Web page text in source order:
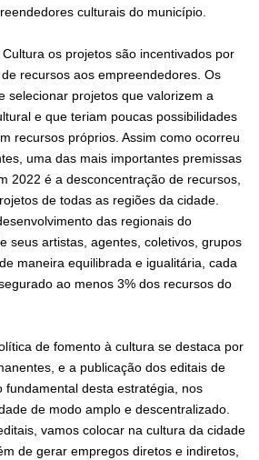
culturais do município.
os projetos são incentivados por
recursos aos empreendedores. Os
selecionar projetos que valorizem a
e que teriam poucas possibilidades
recursos próprios. Assim como ocorreu
uma das mais importantes premissas
2022 é a desconcentração de recursos,
de todas as regiões da cidade.
das regionais do
seus artistas, agentes, coletivos, grupos
maneira equilibrada e igualitária, cada
ao menos 3% dos recursos do
de fomento à cultura se destaca por
e a publicação dos editais de
fundamental desta estratégia, nos
de modo amplo e descentralizado.
vamos colocar na cultura da cidade
de gerar empregos diretos e indiretos,